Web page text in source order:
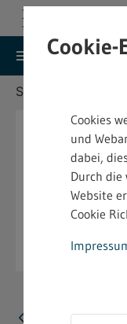
menu Menu
Sie befinden sich
Fehler
Cookies
und
dabei,
Durch
Website
Cookie